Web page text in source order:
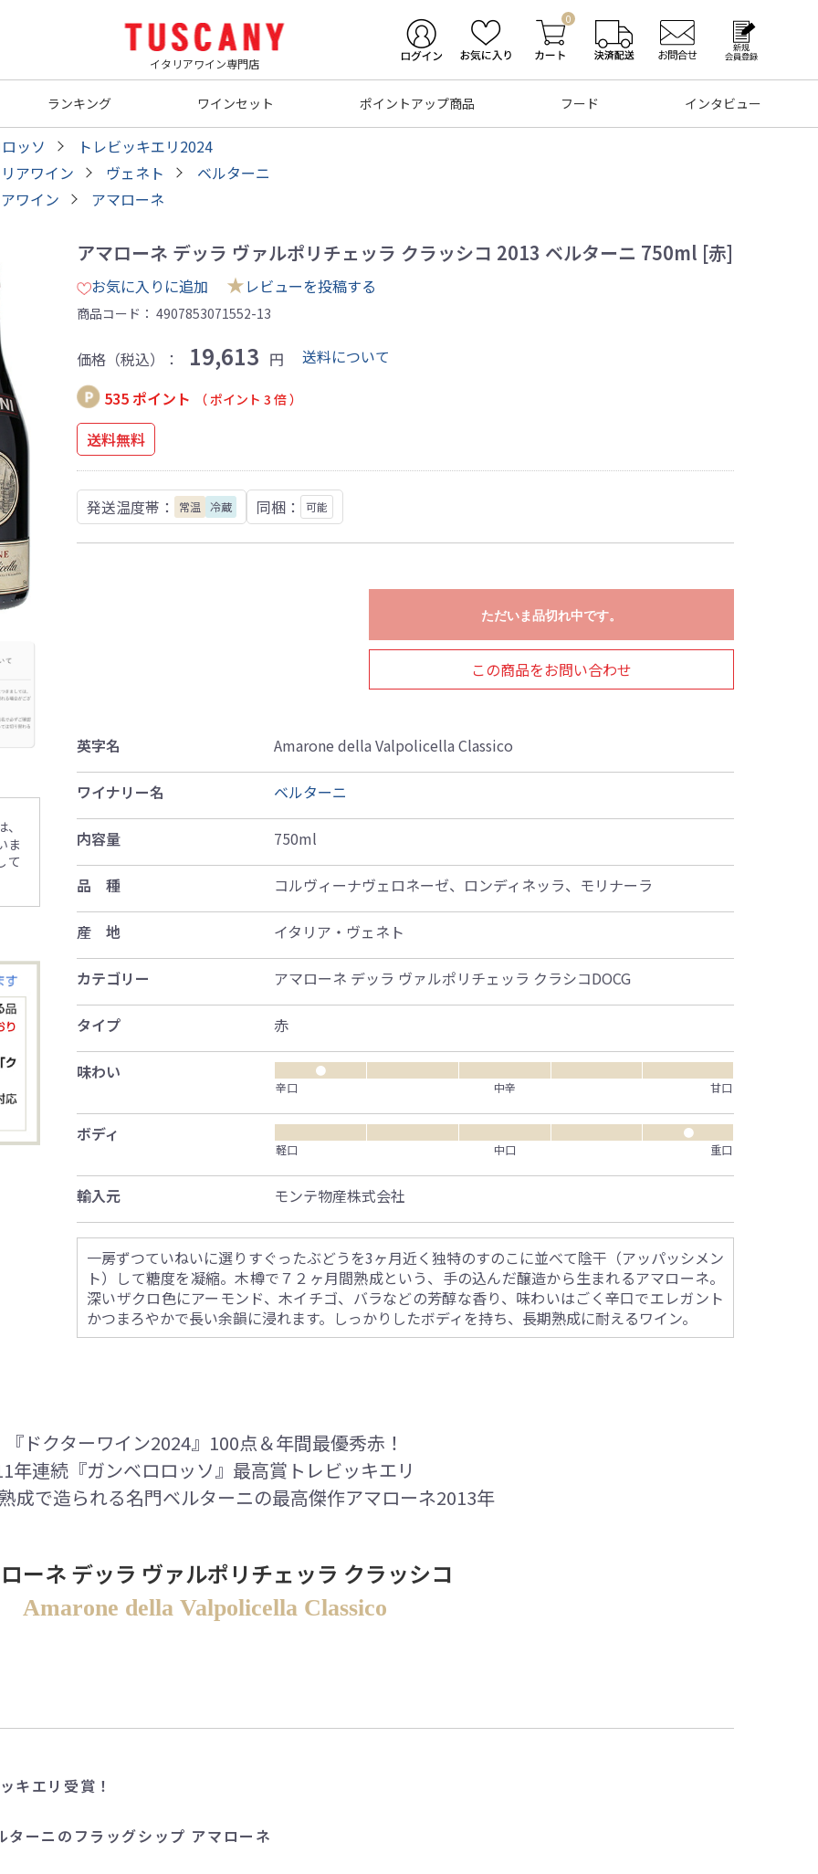
イタリアワイン専門店
0
ランキング ワインセット ポイントアップ商品 フード インタビュー
ッソ
トレビッキエリ2024
アワイン ヴェネト
ベルターニ
ワイン アマローネ
ま
て
アマローネ デッラ ヴァルポリチェッラ クラッシコ 2013 ベルターニ 750ml [赤]
お気に入りに追加 ★レビューを投稿する
商品コード： 4907853071552-13
価格（税込）： 19,613 円
送料について
535 ポイント
（ ポイント 3 倍 ）
送料無料
発送温度帯： 常温 冷蔵 同梱： 可能
ただいま品切れ中です。
この商品をお問い合わせ
英字名 Amarone della Valpolicella Classico
ワイナリー名 ベルターニ
内容量 750ml
品 種 コルヴィーナヴェロネーゼ、ロンディネッラ、モリナーラ
産 地 イタリア・ヴェネト
カテゴリー アマローネ デッラ ヴァルポリチェッラ クラシコDOCG
タイプ 赤
味わい
●
辛口
中辛 甘口
ボディ
●
軽口
中口 重口
輸入元 モンテ物産株式会社
一房ずつていねいに選りすぐったぶどうを3ヶ月近く独特のすのこに並べて陰干（アッパッシメン
ト）して糖度を凝縮。木樽で７２ヶ月間熟成という、手の込んだ醸造から生まれるアマローネ。
深いザクロ色にアーモンド、木イチゴ、バラなどの芳醇な香り、味わいはごく辛口でエレガント
かつまろやかで長い余韻に浸れます。しっかりしたボディを持ち、長期熟成に耐えるワイン。
『ドクターワイン2024』100点＆年間最優秀赤！
年連続『ガンベロロッソ』最高賞トレビッキエリ
成で造られる名門ベルターニの最高傑作アマローネ2013年
ーネ デッラ ヴァルポリチェッラ クラッシコ
Amarone della Valpolicella Classico
キエリ受賞！
ーニのフラッグシップ アマローネ